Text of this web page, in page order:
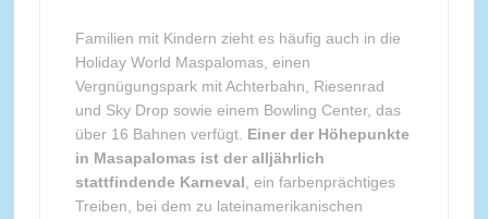
Familien mit Kindern zieht es häufig auch in die
Holiday World Maspalomas, einen
Vergnügungspark mit Achterbahn, Riesenrad
und Sky Drop sowie einem Bowling Center, das
über 16 Bahnen verfügt. Einer der Höhepunkte
in Masapalomas ist der alljährlich
stattfindende Karneval , ein farbenprächtiges
Treiben, bei dem zu lateinamerikanischen